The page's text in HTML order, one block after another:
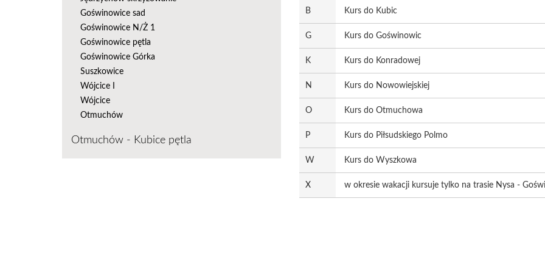
Goświnowice sad
Goświnowice N/Ż 1
Goświnowice pętla
Goświnowice Górka
Suszkowice
Wójcice I
Wójcice
Otmuchów
Otmuchów - Kubice pętla
B Kurs do Kubic
G Kurs do Goświnowic
K Kurs do Konradowej
N Kurs do Nowowiejskiej
O Kurs do Otmuchowa
P Kurs do Piłsudskiego Polmo
W Kurs do Wyszkowa
X w okresie wakacji kursuje tylko na trasie Nysa -